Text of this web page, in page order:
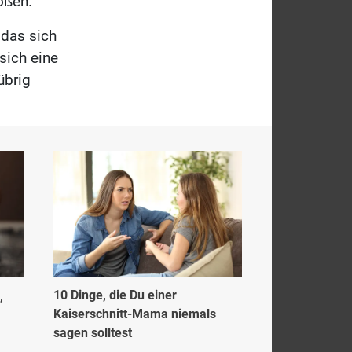
sich
eine
10 Dinge, die Du einer
Kaiserschnitt-Mama niemals
sagen solltest